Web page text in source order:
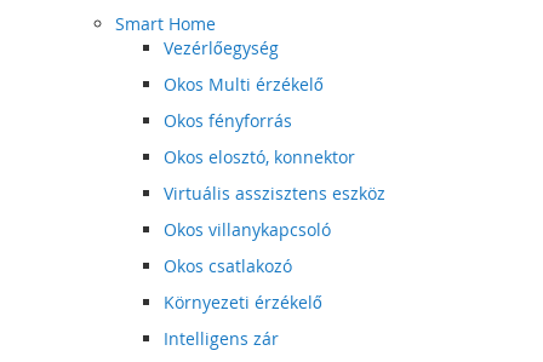
Smart Home
Vezérlőegység
Okos Multi érzékelő
Okos fényforrás
Okos elosztó, konnektor
Virtuális asszisztens eszköz
Okos villanykapcsoló
Okos csatlakozó
Környezeti érzékelő
Intelligens zár